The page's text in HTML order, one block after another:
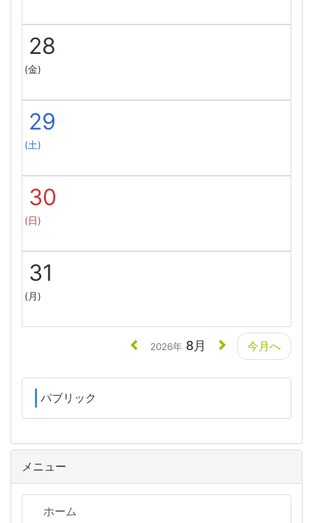
28
(金)
29
(土)
30
(日)
31
(月)
2026年 8月 今月へ
パブリック
メニュー
ホーム